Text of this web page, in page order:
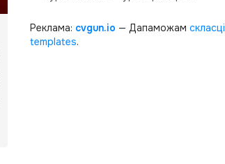
Реклама: cvgun.io — Дапаможам
templates.